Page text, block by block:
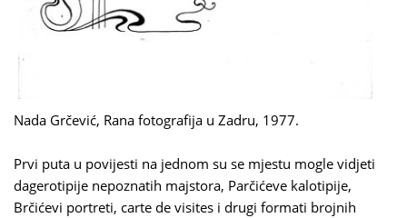
Nada Grčević, Rana fotografija u Zadru, 1977.
Prvi puta u povijesti na jednom su se mjestu mogle vidjeti
dagerotipije nepoznatih majstora, Parčićeve kalotipije,
Brčićevi portreti, carte de visites i drugi formati brojnih